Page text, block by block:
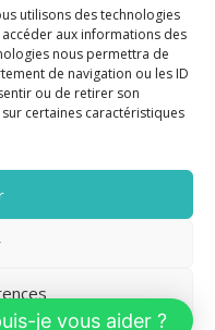
utilisons des technologies
aux informations des
nous permettra de
de navigation ou les ID
ou de retirer son
certaines caractéristiques
-Mentions Légales
je vous aider ?